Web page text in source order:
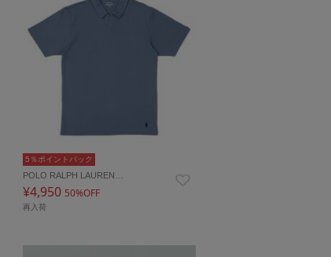
5％ポイントバック
POLO RALPH LAUREN…
¥4,950 50%OFF
再入荷